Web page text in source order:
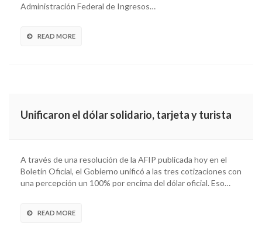
Administración Federal de Ingresos…
READ MORE
Unificaron el dólar solidario, tarjeta y turista
A través de una resolución de la AFIP publicada hoy en el
Boletín Oficial, el Gobierno unificó a las tres cotizaciones con
una percepción un 100% por encima del dólar oficial. Eso…
READ MORE